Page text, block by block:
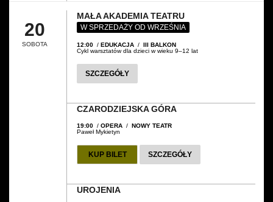
20
SOBOTA
MAŁA AKADEMIA TEATRU
W SPRZEDAŻY OD WRZEŚNIA
12:00 / EDUKACJA / III BALKON
Cykl warsztatów dla dzieci w wieku 9–12 lat
SZCZEGÓŁY
CZARODZIEJSKA GÓRA
19:00 / OPERA / NOWY TEATR
Paweł Mykietyn
KUP BILET SZCZEGÓŁY
UROJENIA